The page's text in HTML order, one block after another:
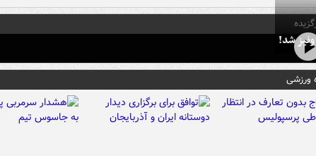
شد!
ورزشی